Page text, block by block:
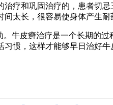
疗和巩固治疗的，患者切
太长，很容易使身体产生
。牛皮癣治疗是一个长期的
惯，这样才能够早日治好牛